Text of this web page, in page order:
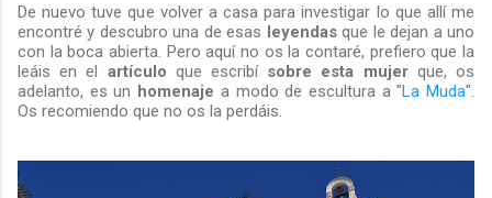
De nuevo tuve que volver a casa para investigar lo que allí me
encontré y descubro una de esas leyendasque le dejan a uno
con la boca abierta. Pero aquí no os la contaré, prefiero que la
leáis en el artículo que escribí sobre esta mujerque, os
adelanto, es un homenaje a modo de escultura a "La Muda".
Os recomiendo que no os la perdáis.